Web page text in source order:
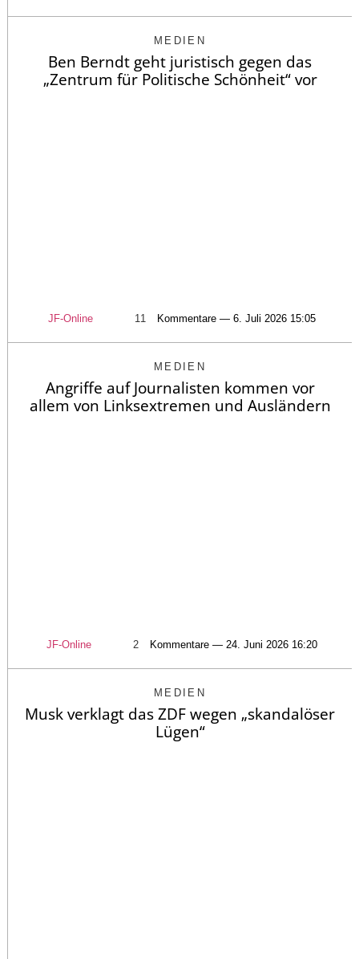
MEDIEN
Ben Berndt geht juristisch gegen das
„Zentrum für Politische Schönheit“ vor
JF-Online 11 Kommentare — 6. Juli 2026 15:05
MEDIEN
Angriffe auf Journalisten kommen vor
allem von Linksextremen und Ausländern
JF-Online 2 Kommentare — 24. Juni 2026 16:20
MEDIEN
Musk verklagt das ZDF wegen „skandalöser
Lügen“